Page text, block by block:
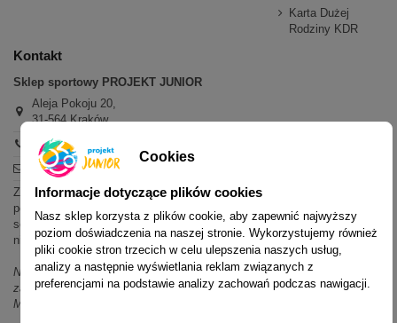
Karta Dużej
Rodziny KDR
Kontakt
Sklep sportowy PROJEKT JUNIOR
Aleja Pokoju 20,
31-564 Kraków
+48 600 779 897
sklep@projektjunior.pl
Zapraszamy do sklepu stacjonarnego:
poniedziałek - piątek: 11.00-19.00
sobota: 10.00-14.00
niedziela (każda): nieczynne
Nie odpowiadamy na wiadomości SMS. W sprawach dotyczących
zamówień i oferty prosimy o kontakt mailowy, telefoniczny lub przez
Messenger.
Cookies
Informacje dotyczące plików cookies
Nasz sklep korzysta z plików cookie, aby zapewnić najwyższy
poziom doświadczenia na naszej stronie. Wykorzystujemy również
pliki cookie stron trzecich w celu ulepszenia naszych usług,
analizy a następnie wyświetlania reklam związanych z
preferencjami na podstawie analizy zachowań podczas nawigacji.